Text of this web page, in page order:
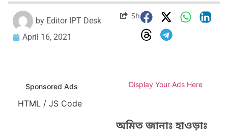
by Editor IPT Desk
April 16, 2021
Share
Sponsored Ads Display Your Ads Here
HTML / JS Code
অমিত জানাঃ হাওড়াঃ